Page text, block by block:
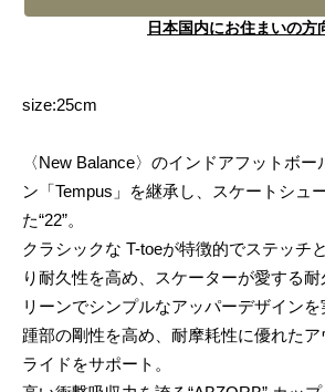
日本国内にお住まいの方
size:25cm
〈New Balance〉のインドアフットボ
ン「Tempus」を継承し、スケートシュ
た“22”。
クラシックな T-toeが特徴的でステッチ
り耐久性を高め、スケーターが愛する
リーンでシンプルなアッパーデザインを
踵部の剛性を高め、耐摩耗性に優れた
ライドをサポート。